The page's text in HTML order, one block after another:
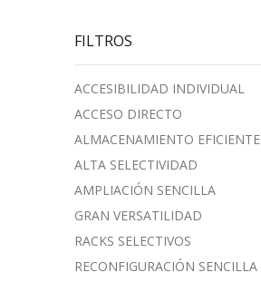
FILTROS
ACCESIBILIDAD INDIVIDUAL
ACCESO DIRECTO
ALMACENAMIENTO EFICIENTE
ALTA SELECTIVIDAD
AMPLIACIÓN SENCILLA
GRAN VERSATILIDAD
RACKS SELECTIVOS
RECONFIGURACIÓN SENCILLA